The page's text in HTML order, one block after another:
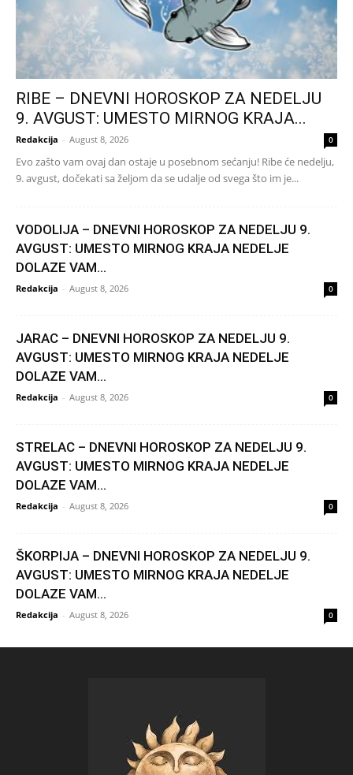
RIBE – DNEVNI HOROSKOP ZA NEDELJU
9. AVGUST: UMESTO MIRNOG KRAJA...
Redakcija - August 8, 2026 0
Evo zašto vam ovaj dan ostaje u posebnom sećanju! Ribe će nedelju,
9. avgust, dočekati sa željom da se udalje od svega što im je...
VODOLIJA – DNEVNI HOROSKOP ZA NEDELJU 9.
AVGUST: UMESTO MIRNOG KRAJA NEDELJE
DOLAZE VAM...
Redakcija - August 8, 2026 0
JARAC – DNEVNI HOROSKOP ZA NEDELJU 9.
AVGUST: UMESTO MIRNOG KRAJA NEDELJE
DOLAZE VAM...
Redakcija - August 8, 2026 0
STRELAC – DNEVNI HOROSKOP ZA NEDELJU 9.
AVGUST: UMESTO MIRNOG KRAJA NEDELJE
DOLAZE VAM...
Redakcija - August 8, 2026 0
ŠKORPIJA – DNEVNI HOROSKOP ZA NEDELJU 9.
AVGUST: UMESTO MIRNOG KRAJA NEDELJE
DOLAZE VAM...
Redakcija - August 8, 2026 0